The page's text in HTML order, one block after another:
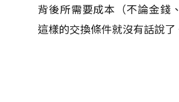
背後所需要成本（不論金錢
這樣的交換條件就沒有話說了